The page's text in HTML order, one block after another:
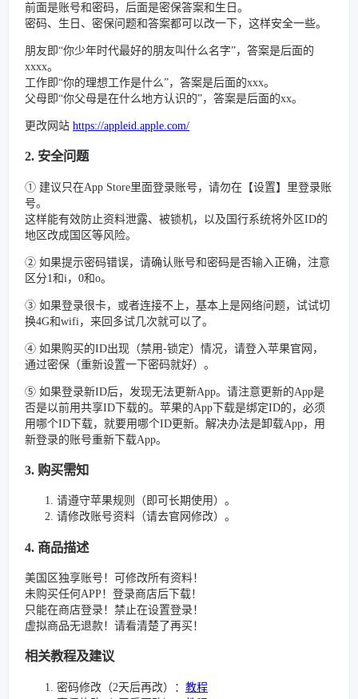
前面是账号和密码，后面是密保答案和生日。
密码、生日、密保问题和答案都可以改一下，这样安全一些。
朋友即“你少年时代最好的朋友叫什么名字”，答案是后面的
xxxx。
工作即“你的理想工作是什么”，答案是后面的xxx。
父母即“你父母是在什么地方认识的”，答案是后面的xx。
更改网站 https://appleid.apple.com/
2. 安全问题
① 建议只在App Store里面登录账号，请勿在【设置】里登录账
号。
这样能有效防止资料泄露、被锁机，以及国行系统将外区ID的
地区改成国区等风险。
② 如果提示密码错误，请确认账号和密码是否输入正确，注意
区分1和i，0和o。
③ 如果登录很卡，或者连接不上，基本上是网络问题，试试切
换4G和wifi，来回多试几次就可以了。
④ 如果购买的ID出现（禁用-锁定）情况，请登入苹果官网，
通过密保（重新设置一下密码就好）。
⑤ 如果登录新ID后，发现无法更新App。请注意更新的App是
否是以前用共享ID下载的。苹果的App下载是绑定ID的，必须
用哪个ID下载，就要用哪个ID更新。解决办法是卸载App，用
新登录的账号重新下载App。
3. 购买需知
请遵守苹果规则（即可长期使用）。
请修改账号资料（请去官网修改）。
4. 商品描述
美国区独享账号！可修改所有资料！
未购买任何APP！登录商店后下载！
只能在商店登录！禁止在设置登录！
虚拟商品无退款！请看清楚了再买！
相关教程及建议
密码修改（2天后再改）： 教程